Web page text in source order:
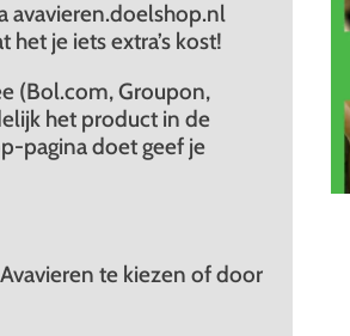
avavieren.doelshop.nl
je iets extra’s kost!
(Bol.com, Groupon,
het product in de
pagina doet geef je
te kiezen of door